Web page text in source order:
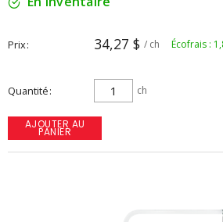
Prix 34,27 $ / ch Écofrais :
Quantité ch
AJOUTER AU
PANIER